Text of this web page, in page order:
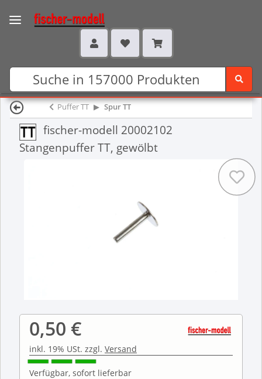
Puffer TT Spur TT
fischer-modell 20002102
Stangenpuffer TT, gewölbt
0,50 €
inkl. 19% USt. zzgl. Versand
Verfügbar, sofort lieferbar